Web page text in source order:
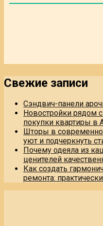
Свежие записи
Сэндвич-панели
Новостройки рядом
покупки квартиры в
Шторы в
уют и подчеркнуть
Почему одеяла из
ценителей
Как создать
ремонта: